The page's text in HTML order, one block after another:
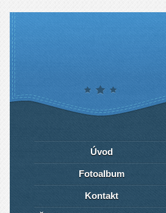
Úvod
Fotoalbum
Kontakt